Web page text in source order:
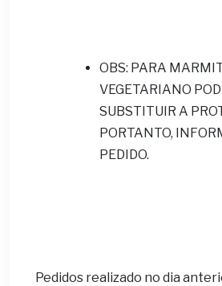
OBS: PARA
VEGETARIANO
SUBSTITUIR A
PORTANTO,
PEDIDO.
Pedidos realizado no dia